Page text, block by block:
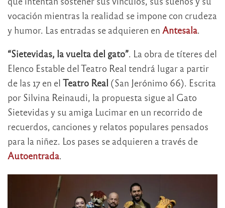
vocación mientras la realidad se impone con crudeza
y humor. Las entradas se adquieren en Antesala.
“Sietevidas, la vuelta del gato”. La obra de títeres del
Elenco Estable del Teatro Real tendrá lugar a partir
de las 17 en el Teatro Real (San Jerónimo 66). Escrita
por Silvina Reinaudi, la propuesta sigue al Gato
Sietevidas y su amiga Lucimar en un recorrido de
recuerdos, canciones y relatos populares pensados
para la niñez. Los pases se adquieren a través de
Autoentrada.